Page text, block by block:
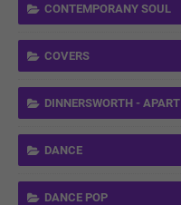
CONTEMPORANY SOUL
COVERS
DINNERSWORTH - APART
DANCE
DANCE POP